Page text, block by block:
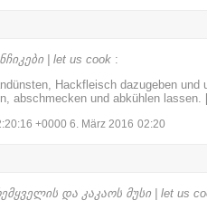
| let us cook :
Hackfleisch dazugeben und
abschmecken und abkühlen
+0000 6. März 2016 02:20
და კაკაოს მუსი | let us